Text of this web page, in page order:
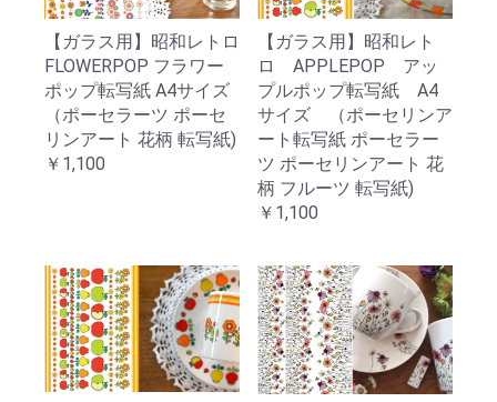
【ガラス用】昭和レトロ
FLOWERPOP フラワー
ポップ転写紙 A4サイズ
（ポーセラーツ ポーセ
リンアート 花柄 転写紙)
￥1,100
【ガラス用】昭和レト
ロ APPLEPOP アッ
プルポップ転写紙 A4
サイズ （ポーセリンア
ート転写紙 ポーセラー
ツ ポーセリンアート 花
柄 フルーツ 転写紙)
￥1,100